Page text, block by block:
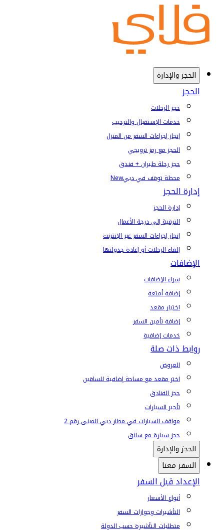
الحجز والإدارة
الحجز
حجز الرحلات
خدمات الإستقبال والترحيب
إنجاز إجراءات السفر من المنزل
الحجز مع رمز ترويجي
حجز رحلة طيران + فندق
محطة توقف في دبيNew
إدارة الحجز
إدارة الحجز
الترقية إلى درجة الأعمال
إنجاز إجراءات السفر عبر الإنترنت
إلغاء الرحلات أو إعادة جدولتها
الإضافات
شراء الإضافات
إضافة أمتعة
اختيار مقعد
إضافة تأمين السفر
خدمات إضافية
روابط ذات صلة
العروض
اختر مقعد مع مساحة إضافية للساقين
حجز الفنادق
تأجير السيارات
مواقف السيارات في مطار دبي المبنى رقم 2
حجز سيارة مع سائق
الحجز والإدارة
السفر معنا
الإعداد قبل السفر
أنواع الأسعار
التأشيرات وجوازات السفر
متطلبات التأشيرة حسب الدولة